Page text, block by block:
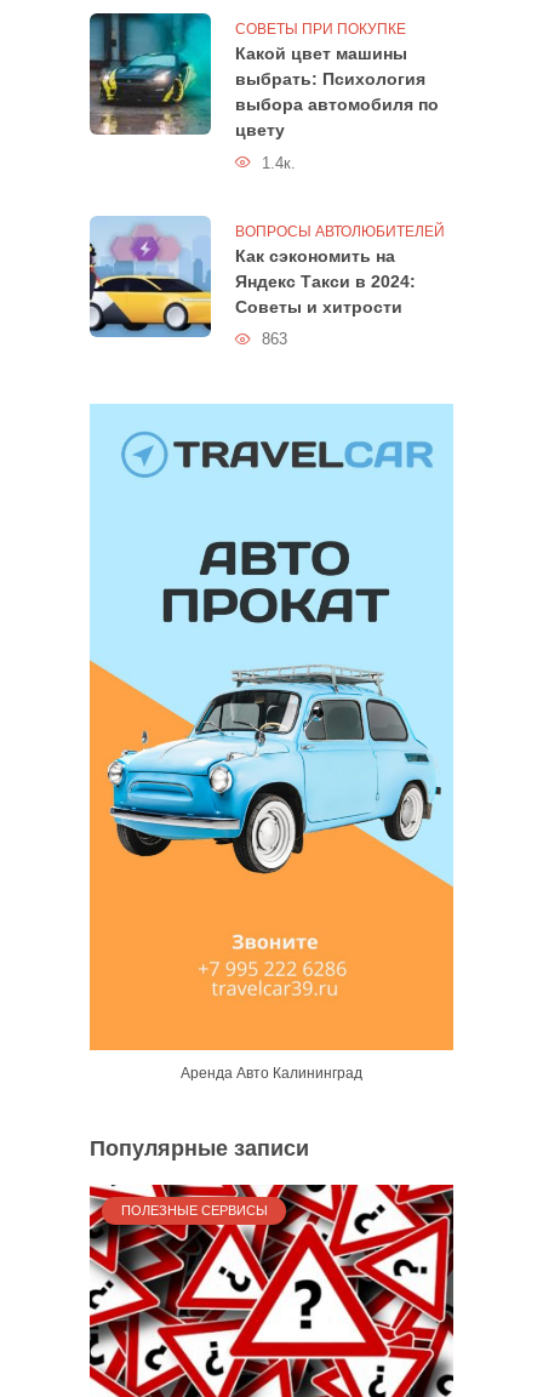
СОВЕТЫ ПРИ ПОКУПКЕ
Какой цвет машины
выбрать: Психология
выбора автомобиля по
цвету
1.4к.
ВОПРОСЫ АВТОЛЮБИТЕЛЕЙ
Как сэкономить на
Яндекс Такси в 2024:
Советы и хитрости
863
Аренда Авто Калининград
Популярные записи
ПОЛЕЗНЫЕ СЕРВИСЫ